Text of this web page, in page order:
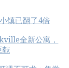
镇已翻了4倍
全新公寓，
献